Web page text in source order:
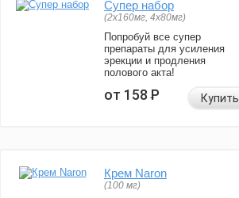
Супер набор
(2х160мг, 4х80мг)
Попробуй все супер
препараты для усиления
эрекции и продления
полового акта!
от 158Р Купить
Крем Naron
(100 мг)